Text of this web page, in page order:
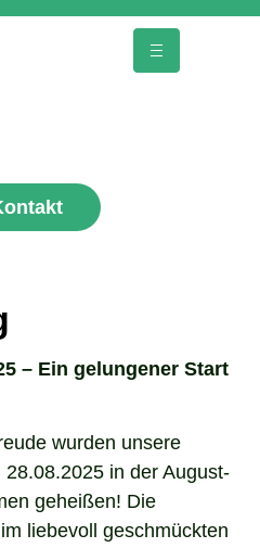
– Ein gelungener Start
wurden unsere
in der August-
geheißen! Die
liebevoll geschmückten